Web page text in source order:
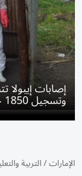
وتسجيل 1850 حالة وفاة
الإمارات/التربية